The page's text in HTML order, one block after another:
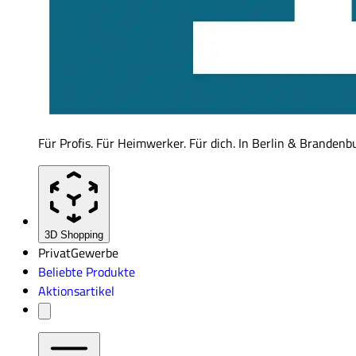
Für Profis. Für Heimwerker. Für dich. In Berlin &
3D Shopping
PrivatGewerbe
Beliebte Produkte
Aktionsartikel